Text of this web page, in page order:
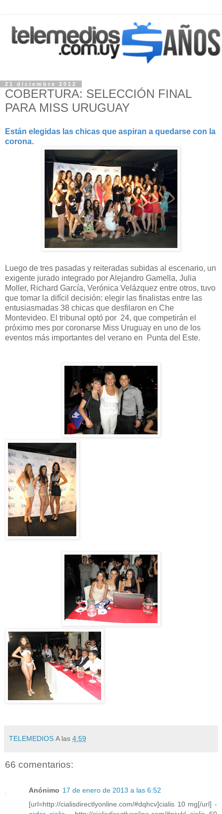
21 diciembre 2012
COBERTURA: SELECCIÓN FINAL
PARA MISS URUGUAY
Están elegidas las chicas que aspiran a quedarse con la
corona.
Luego de tres pasadas y reiteradas subidas al escenario, un
exigente jurado integrado por Alejandro Gamella, Julia
Moller, Richard García, Verónica Velázquez entre otros, tuvo
que tomar la difícil decisión: elegir las finalistas entre las
entusiasmadas 38 chicas que desfilaron en Che
Montevideo. El tribunal optó por 24, que competirán el
próximo mes por coronarse Miss Uruguay en uno de los
eventos más importantes del verano en Punta del Este.
TELEMEDIOS A las 4:59
66 comentarios:
Anónimo 17 de enero de 2013 a las 6:52
[url=http://cialisdirectlyonline.com/#dqhcv]cialis 10 mg[/url] -